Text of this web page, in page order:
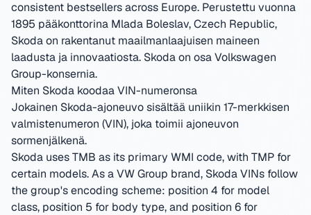
consistent bestsellers across Europe. Perustettu vuonna
1895 pääkonttorina Mlada Boleslav, Czech Republic,
Skoda on rakentanut maailmanlaajuisen maineen
laadusta ja innovaatiosta. Skoda on osa Volkswagen
Group-konsernia.
Miten Skoda koodaa VIN-numeronsa
Jokainen Skoda-ajoneuvo sisältää uniikin 17-merkkisen
valmistenumeron (VIN), joka toimii ajoneuvon
sormenjälkenä.
Skoda uses TMB as its primary WMI code, with TMP for
certain models. As a VW Group brand, Skoda VINs follow
the group's encoding scheme: position 4 for model
class, position 5 for body type, and position 6 for